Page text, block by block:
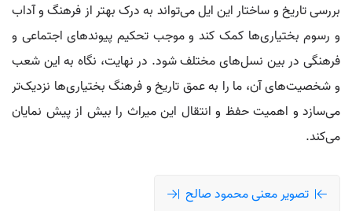
بررسی تاریخ و ساختار این ایل می‌تواند به درک بهتر از فرهنگ و آداب
و رسوم بختیاری‌ها کمک کند و موجب تحکیم پیوندهای اجتماعی و
فرهنگی در بین نسل‌های مختلف شود. در نهایت، نگاه به این شعب
و شخصیت‌های آن، ما را به عمق تاریخ و فرهنگ بختیاری‌ها نزدیک‌تر
می‌سازد و اهمیت حفظ و انتقال این میراث را بیش از پیش نمایان
می‌کند.
تصویر معنی محمود صالح